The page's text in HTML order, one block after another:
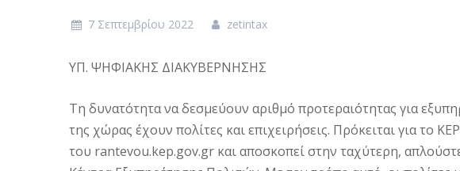
7 Σεπτεμβρίου 2022 zetintax
ΥΠ. ΨΗΦΙΑΚΗΣ ΔΙΑΚΥΒΕΡΝΗΣΗΣ
Τη δυνατότητα να δεσμεύουν αριθμό προτεραιότητας για
της χώρας έχουν πολίτες και επιχειρήσεις. Πρόκειται για το
του rantevou.kep.gov.gr και αποσκοπεί στην ταχύτερη,